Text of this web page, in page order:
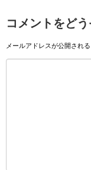
コメントをど
メールアドレスが公開され